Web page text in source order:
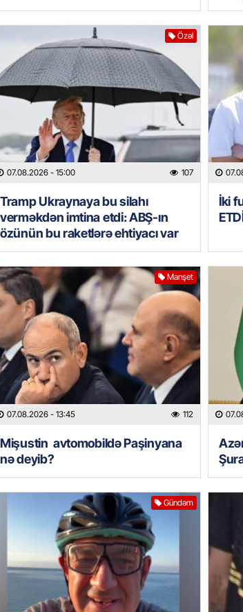
Özəl
07.08.2026 - 15:00 107
Tramp Ukraynaya bu silahı
verməkdən imtina etdi: ABŞ-ın
özünün bu raketlərə ehtiyacı var
İki
Manşet
07.08.2026 - 13:45 112
Mişustin avtomobildə Paşinyana
nə deyib?
Gündəm